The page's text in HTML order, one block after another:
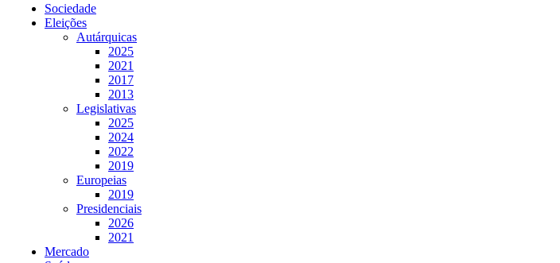
Sociedade
Eleições
Autárquicas
2025
2021
2017
2013
Legislativas
2025
2024
2022
2019
Europeias
2019
Presidenciais
2026
2021
Mercado